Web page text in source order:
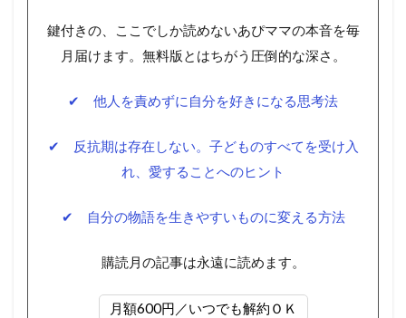
鍵付きの、ここでしか読めないあぴママの本音を毎
月届けます。無料版とはちがう圧倒的な深さ。
✔ 他人を責めずに自分を好きになる思考法
✔ 反抗期は存在しない。子どものすべてを受け入
れ、愛することへのヒント
✔ 自分の物語を生きやすいものに変える方法
購読月の記事は永遠に読めます。
月額600円／いつでも解約ＯＫ